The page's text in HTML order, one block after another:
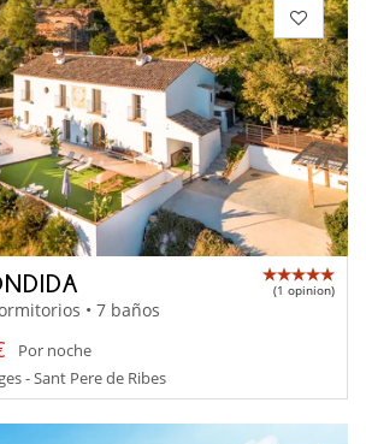
(1 opinion)
• 7 baños
Por noche
- Sant Pere de Ribes